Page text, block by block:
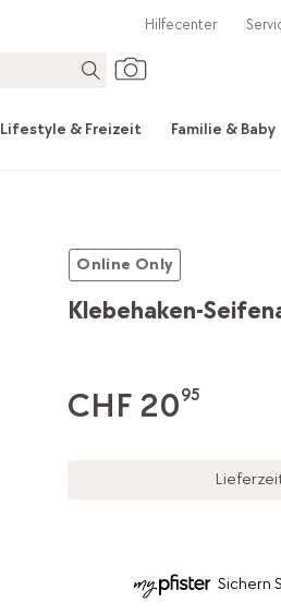
Lifestyle & Freizeit Familie & Baby
Hilfecenter
Online Only
Klebehaken-
CHF 2095
Sichern